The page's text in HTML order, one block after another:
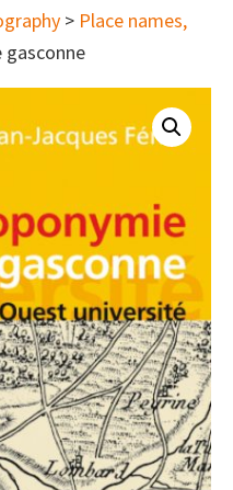
> Place names,
gasconne